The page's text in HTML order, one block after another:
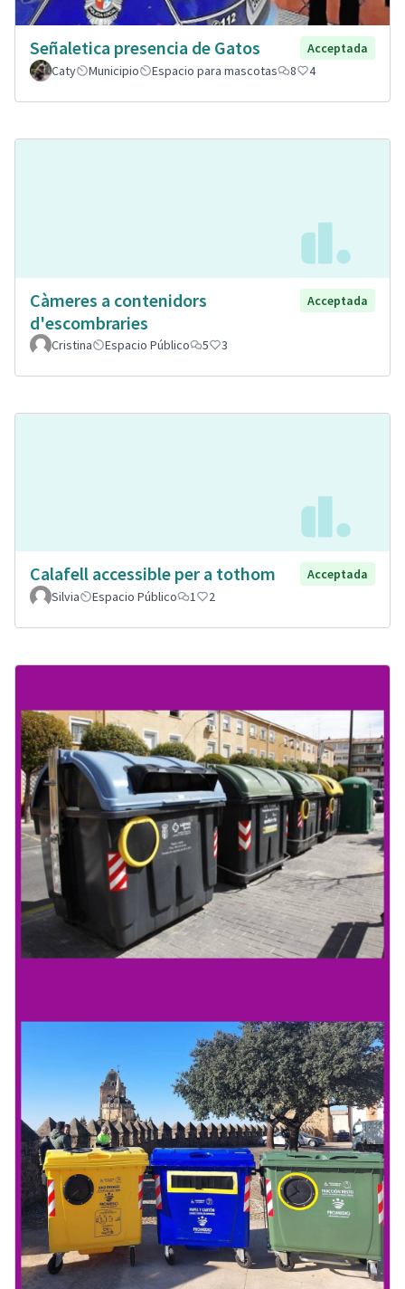
Señaletica presencia de Gatos
Acceptada
Caty
Municipio Espacio para mascotas 8 4
Càmeres a contenidors
d'escombraries
Acceptada
Cristina Espacio Público 5 3
Calafell accessible per a tothom
Acceptada
Silvia
Espacio Público 1 2